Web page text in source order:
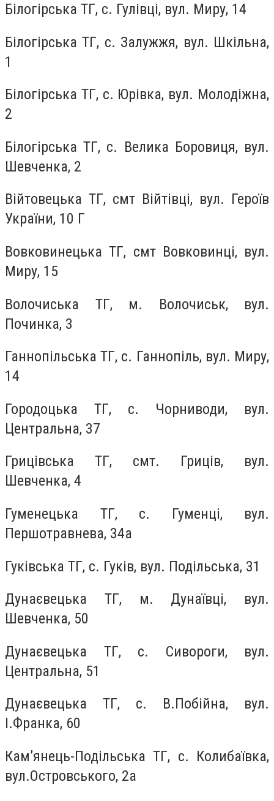
Білогірська ТГ, с. Гулівці, вул. Миру, 14
Білогірська ТГ, с. Залужжя, вул. Шкільна,
1
Білогірська ТГ, с. Юрівка, вул. Молодіжна,
2
Білогірська ТГ, с. Велика Боровиця, вул.
Шевченка, 2
Війтовецька ТГ, смт Війтівці, вул. Героїв
України, 10 Г
Вовковинецька ТГ, смт Вовковинці, вул.
Миру, 15
Волочиська ТГ, м. Волочиськ, вул.
Починка, 3
Ганнопільська ТГ, с. Ганнопіль, вул. Миру,
14
Городоцька ТГ, с. Чорниводи, вул.
Центральна, 37
Грицівська ТГ, смт. Гриців, вул.
Шевченка, 4
Гуменецька ТГ, с. Гуменці, вул.
Першотравнева, 34а
Гуківська ТГ, с. Гуків, вул. Подільська, 31
Дунаєвецька ТГ, м. Дунаївці, вул.
Шевченка, 50
Дунаєвецька ТГ, с. Сивороги, вул.
Центральна, 51
Дунаєвецька ТГ, с. В.Побійна, вул.
І.Франка, 60
Кам’янець-Подільська ТГ, с. Колибаївка,
вул.Островського, 2а